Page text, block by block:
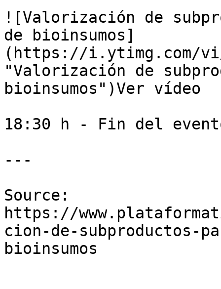
![Valorización de
de bioinsumos]
(https://i.ytimg.com/vi/
"Valorización de
bioinsumos")Ver vídeo
18:30 h - Fin del
---
Source:
https://
cion-de-subproductos-